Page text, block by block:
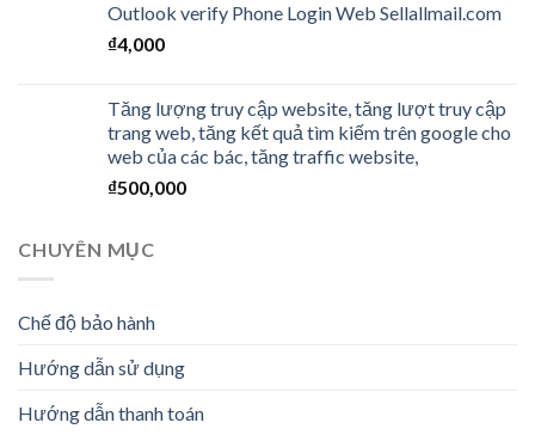
Outlook verify Phone Login Web Sellallmail.com
₫4,000
Tăng lượng truy cập website, tăng lượt truy cập
trang web, tăng kết quả tìm kiếm trên google cho
web của các bác, tăng traffic website,
₫500,000
CHUYÊN MỤC
Chế độ bảo hành
Hướng dẫn sử dụng
Hướng dẫn thanh toán